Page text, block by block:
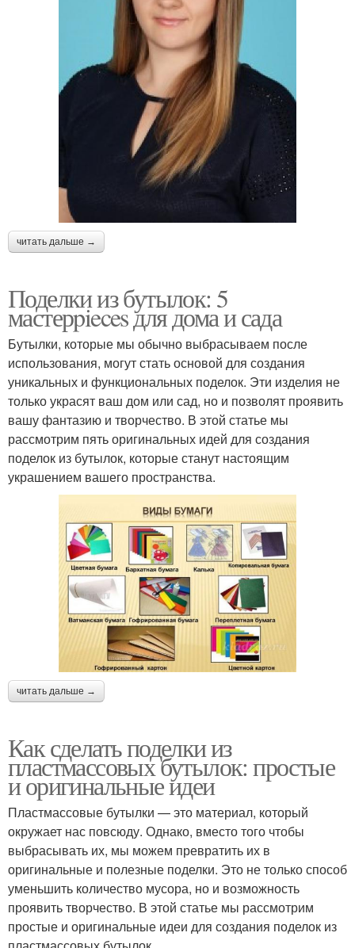
читать дальше →
Поделки из бутылок: 5
мастерpieces для дома и сада
Бутылки, которые мы обычно выбрасываем после
использования, могут стать основой для создания
уникальных и функциональных поделок. Эти изделия не
только украсят ваш дом или сад, но и позволят проявить
вашу фантазию и творчество. В этой статье мы
рассмотрим пять оригинальных идей для создания
поделок из бутылок, которые станут настоящим
украшением вашего пространства.
читать дальше →
Как сделать поделки из
пластмассовых бутылок: простые
и оригинальные идеи
Пластмассовые бутылки — это материал, который
окружает нас повсюду. Однако, вместо того чтобы
выбрасывать их, мы можем превратить их в
оригинальные и полезные поделки. Это не только способ
уменьшить количество мусора, но и возможность
проявить творчество. В этой статье мы рассмотрим
простые и оригинальные идеи для создания поделок из